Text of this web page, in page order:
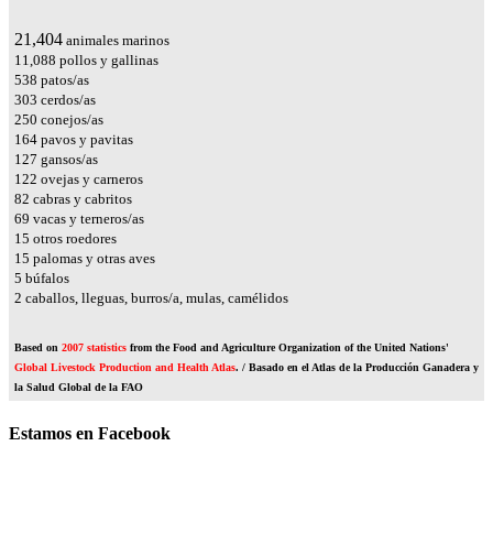
24,615 animales marinos
12,751 pollos y gallinas
619 patos/as
349 cerdos/as
288 conejos/as
189 pavos y pavitas
146 gansos/as
141 ovejas y carneros
94 cabras y cabritos
80 vacas y terneros/as
18 otros roedores
17 palomas y otras aves
6 búfalos
2 caballos, lleguas, burros/a, mulas, camélidos
Based on 2007 statistics from the Food and Agriculture Organization of the United Nations'
Global Livestock Production and Health Atlas. / Basado en el Atlas de la Producción Ganadera y
la Salud Global de la FAO
Estamos en Facebook